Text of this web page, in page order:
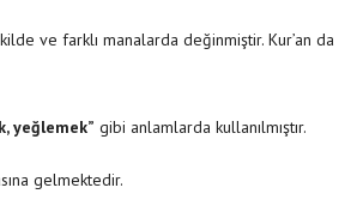
ve farklı manalarda değinmiştir. Kur’an da
yeğlemek” gibi anlamlarda kullanılmıştır.
gelmektedir.